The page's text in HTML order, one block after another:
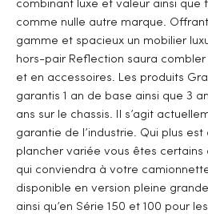
combinant luxe et valeur ainsi que
comme nulle autre marque.
gamme et spacieux un mobilier
hors-pair Reflection saura
et en accessoires. Les produits
garantis 1 an de base ainsi que 3
ans sur le chassis. Il s’agit
garantie de l’industrie. Qui plus
plancher variée vous êtes
qui conviendra à votre
disponible en version pleine
ainsi qu’en Série 150 et 100 pour